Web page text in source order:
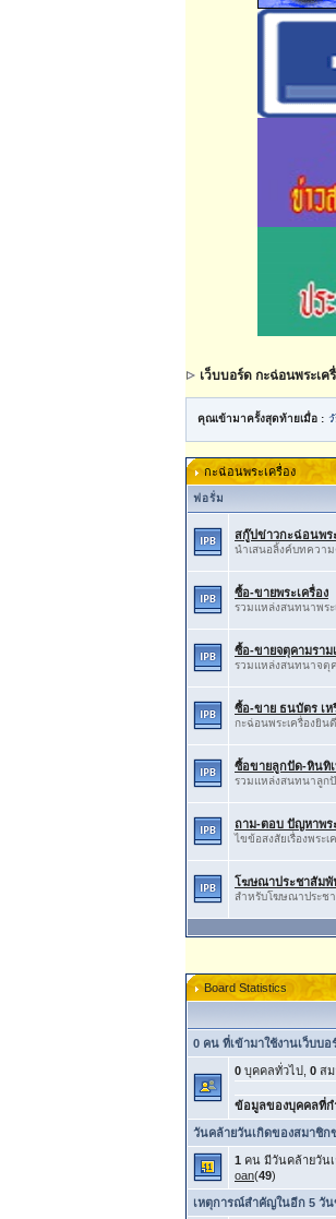
เว็บบอร์ด กะฉ่อนพระเค
คุณเข้ามาครั้งสุดท้ายเมื่อ :
กะฉ่อนพระเครื่อง
ฟอรั่ม
สกู๊ปข่าวกะฉ่อนพร
นำเสนอลิ้งค์บทความ
ซื้อ-ขายพระเครื่อง
รวมแหล่งสนทนาพร
ซื้อ-ขายจตุคามราม
รวมแหล่งสนทนาจตุ
ซื้อ-ขาย ธนบัตร เ
กะฉ่อนพระเครื่องยิน
ซื้อขายลูกปัด-หินทิเ
รวมแหล่งสนทนาลูก
ถาม-ตอบ ปัญหาพร
ไขข้อสงสัยเรื่องพร
โฆษณาประชาสัมพั
สำหรับโฆษณาประช
Board Statistics
0 คน ที่เข้ามาใช้งานเว็บบ
0 บุคคลทั่วไป, 0 สม
ข้อมูลของบุคคลที่ก
วันคล้ายวันเกิดของสมาชิก
1 คน มีวันคล้ายวันเ
oan(49)
เหตุการณ์สำคัญในอีก 5 วั